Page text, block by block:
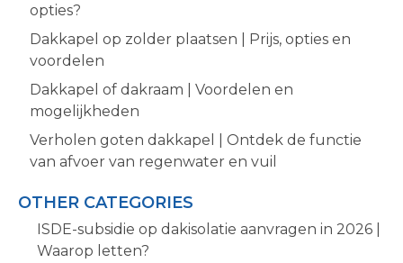
opties?
Dakkapel op zolder plaatsen | Prijs, opties en
voordelen
Dakkapel of dakraam | Voordelen en
mogelijkheden
Verholen goten dakkapel | Ontdek de functie
van afvoer van regenwater en vuil
OTHER CATEGORIES
ISDE-subsidie op dakisolatie aanvragen in 2026 |
Waarop letten?